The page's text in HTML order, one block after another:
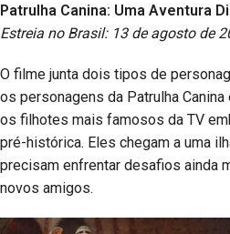
Patrulha Canina: Uma Aventura
Estreia no Brasil: 13 de agosto de
O filme junta dois tipos de
os personagens da Patrulha
os filhotes mais famosos da TV
pré-histórica. Eles chegam a uma
precisam enfrentar desafios ainda
novos amigos.